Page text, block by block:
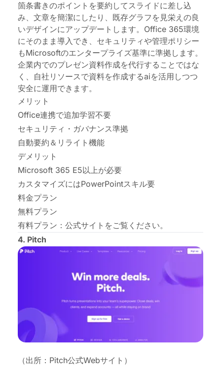
箇条書きのポイントを要約してスライドに差し込
み、文章を簡潔にしたり、既存グラフを見栄えの良
いデザインにアップデートします。Office 365環境
にそのまま導入でき、セキュリティや管理ポリシー
もMicrosoftのエンタープライズ基準に準拠します。
企業内でのプレゼン資料作成を代行すること ではな
く、自社リソースで資料を作成するaiを活用しつつ
安全に運用できます。
メリット
Office連携で追加学習不要
セキュリティ ・ ガバナンス準拠
自動要約＆リライト機能
デメリット
Microsoft 365 E5以上が必要
カスタマイズにはPowerPointスキル要
料金プラン
無料プラン
有料プラン： 公式サイト をご覧ください。
4. Pitch
（出所：Pitch公式Webサイト）